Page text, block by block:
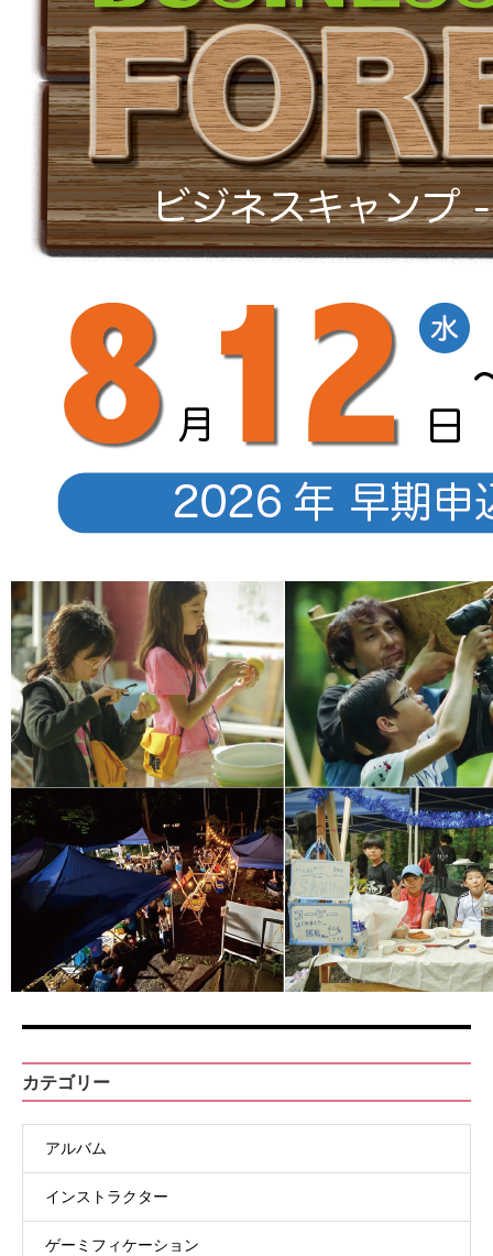
カテゴリー
アルバム
インストラクター
ゲーミフィケーション